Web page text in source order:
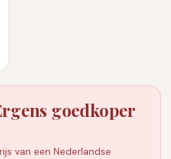
goedkoper
van een Nederlandse